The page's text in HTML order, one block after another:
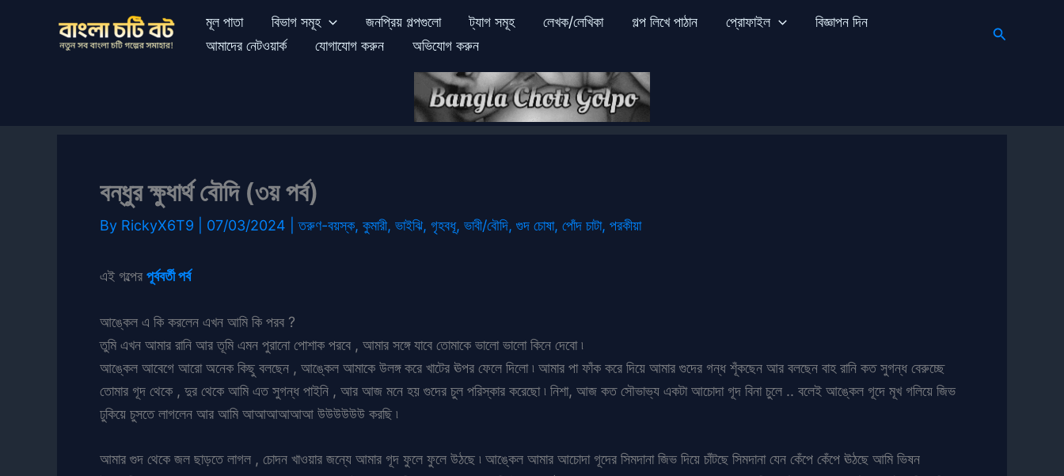
মূল পাতা বিভাগ সমূহ জনপ্রিয় গল্পগুলো ট্যাগ সমূহ লেখক/লেখিকা গল্প লিখে পাঠান প্রোফাইল
বিজ্ঞাপন দিন
আমাদের নেটওয়ার্ক
যোগাযোগ করুন অভিযোগ করুন
Search
বন্ধুর ক্ষুধার্থ বৌদি (৩য় পর্ব)
By RickyX6T9 07/03/2024 |তরুণ-বয়স্ক, কুমারী, ভাইঝি, গৃহবধূ, ভাবী/বৌদি, গুদ চোষা, পোঁদ চাটা, পরকীয়া
এই গল্পের পূর্ববর্তী পর্ব
আঙ্কেল এ কি করলেন এখন আমি কি পরব ?
তুমি এখন আমার রানি আর তূমি এমন পুরানো পোশাক পরবে , আমার সঙ্গে যাবে তোমাকে ভালো ভালো কিনে দেবো ৷
আঙ্কেল আবেগে আরো অনেক কিছু বলছেন , আঙ্কেল আমাকে উলঙ্গ করে খাটের ঊপর ফেলে দিলো ৷ আমার পা ফাঁক করে দিয়ে আমার গুদের গন্ধ শূঁকছেন আর বলছেন বাহ রানি কত সুগন্ধ বেরুচ্ছে
তোমার গূদ থেকে , দুর থেকে আমি এত সুগন্ধ পাইনি , আর আজ মনে হয় গুদের চুল পরিস্কার করেছো ৷ নিশা, আজ কত সৌভাভ্য একটা আচোদা গূদ বিনা চুলে .. বলেই আঙ্কেল গূদে মূখ গলিয়ে জিভ
ঢুকিয়ে চুসতে লাগলেন আর আমি আআআআআআ উউউউউউ করছি ৷
আমার গুদ থেকে জল ছাড়তে লাগল , চোদন খাওয়ার জন্যে আমার গূদ ফুলে ফুলে উঠছে ৷ আঙ্কেল আমার আচোদা গূদের সিমদানা জিভ দিয়ে চাঁটছে সিমদানা যেন কেঁপে কেঁপে ঊঠছে আমি ভিষন